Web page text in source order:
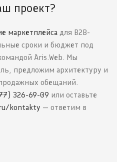
проект?
маркетплейса для B2B-
сроки и бюджет под
Aris.Web. Мы
предложим архитектуру и
обещаний.
326-69-09 или оставьте
kontakty — ответим в